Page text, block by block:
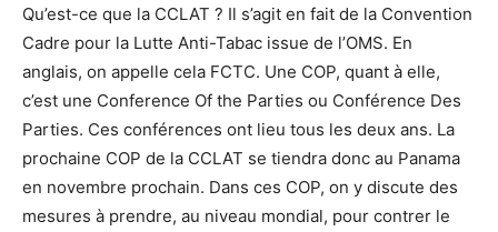
Qu’est-ce que la CCLAT ? Il s’agit en fait de la Convention
Cadre pour la Lutte Anti-Tabac issue de l’OMS. En
anglais, on appelle cela FCTC. Une COP, quant à elle,
c’est une Conference Of the Parties ou Conférence Des
Parties. Ces conférences ont lieu tous les deux ans. La
prochaine COP de la CCLAT se tiendra donc au Panama
en novembre prochain. Dans ces COP, on y discute des
mesures à prendre, au niveau mondial, pour contrer le